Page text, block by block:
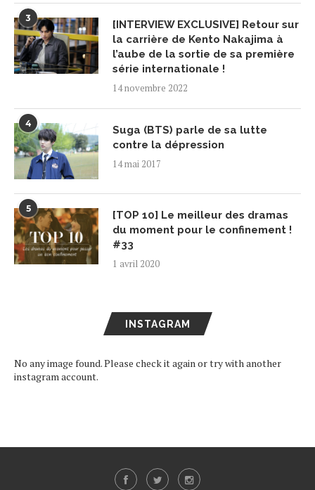
3
[INTERVIEW EXCLUSIVE] Retour sur
la carrière de Kento Nakajima à
l’aube de la sortie de sa première
série internationale !
14 novembre 2022
4
Suga (BTS) parle de sa lutte
contre la dépression
14 mai 2017
5
[TOP 10] Le meilleur des dramas
du moment pour le confinement !
#33
1 avril 2020
INSTAGRAM
No any image found. Please check it again or try with another
instagram account.